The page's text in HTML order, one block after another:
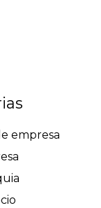
empresa